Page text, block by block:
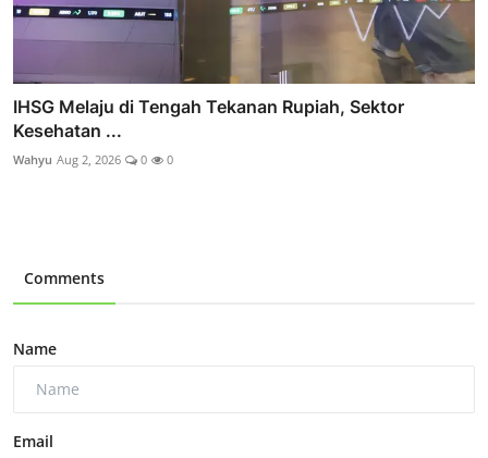
IHSG Melaju di Tengah Tekanan Rupiah, Sektor
Kesehatan ...
Wahyu Aug 2, 2026 0 0
Comments
Name
Email